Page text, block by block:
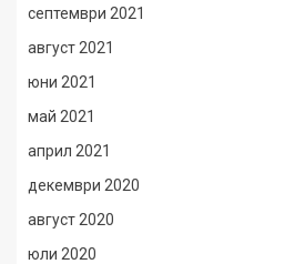
септември 2021
август 2021
юни 2021
май 2021
април 2021
декември 2020
август 2020
юли 2020